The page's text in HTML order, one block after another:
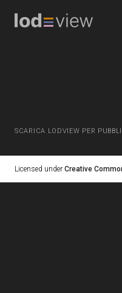
SCARICA LODVIEW PER
Licensed under Creative